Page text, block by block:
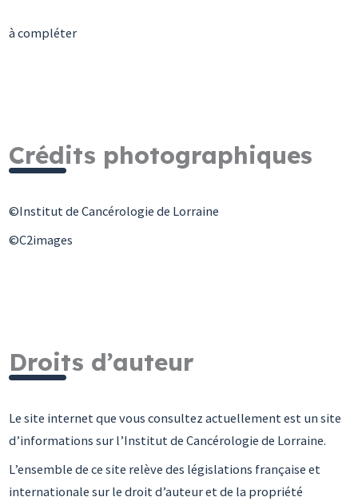
à compléter
Crédits photographiques
©Institut de Cancérologie de Lorraine
©C2images
Droits d’auteur​
Le site internet que vous consultez actuellement est un site
d’informations sur l’Institut de Cancérologie de Lorraine.
L’ensemble de ce site relève des législations française et
internationale sur le droit d’auteur et de la propriété